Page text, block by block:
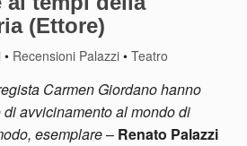
(Ettore)
• Recensioni Palazzi •Teatro
Carmen Giordano hanno
avvicinamento al mondo di
esemplare– Renato Palazzi